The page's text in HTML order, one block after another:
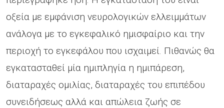
οξεία με εμφάνιση νευρολογικών ελλειμμάτων
ανάλογα με το εγκεφαλικό ημισφαίριο και την
περιοχή το εγκεφάλου που ισχαιμεί. Πιθανώς θα
εγκατασταθεί μία ημιπληγία η ημιπάρεση,
διαταραχές ομιλίας, διαταραχές του επιπέδου
συνειδήσεως αλλά και απώλεια ζωής σε